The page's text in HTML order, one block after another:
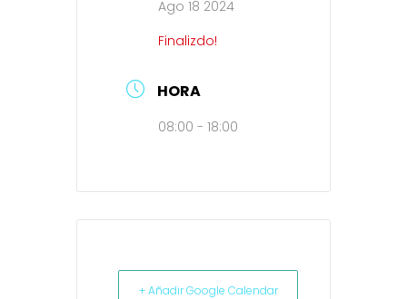
Ago 18 2024
Finalizdo!
HORA
08:00 - 18:00
+ Añadir Google Calendar